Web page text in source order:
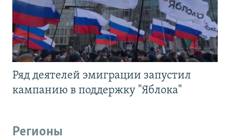
Ряд деятелей эмиграции запустил
кампанию в поддержку "Яблока"
Регионы